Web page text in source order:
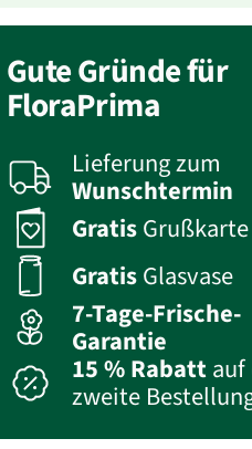
Gute Gründe für
FloraPrima
Lieferung zum
Wunschtermin
Gratis Grußkarte
Gratis Glasvase
7-Tage-Frische-
Garantie
15 % Rabatt
zweite